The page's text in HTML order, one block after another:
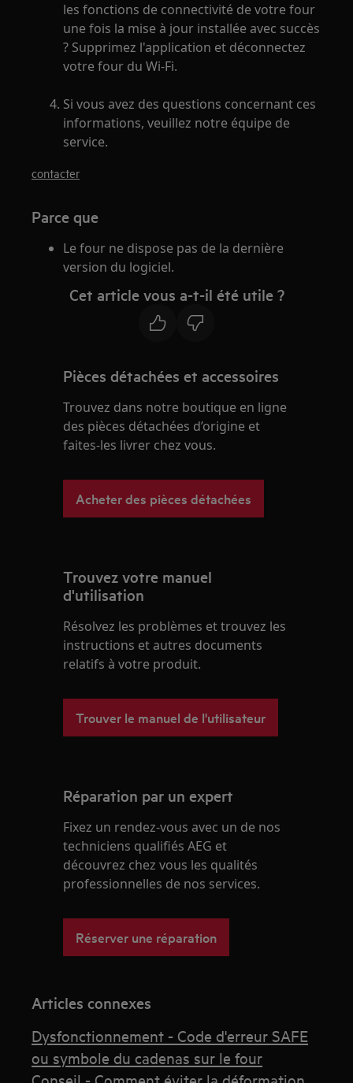
les fonctions de connectivité de votre four
une fois la mise à jour installée avec succès
? Supprimez l'application et déconnectez
votre four du Wi-Fi.
Si vous avez des questions concernant ces
informations, veuillez notre équipe de
service.
contacter
Parce que
Le four ne dispose pas de la dernière
version du logiciel.
Cet article vous a-t-il été utile ?
Pièces détachées et accessoires
Trouvez dans notre boutique en ligne
des pièces détachées d’origine et
faites-les livrer chez vous.
Acheter des pièces détachées
Trouvez votre manuel
d'utilisation
Résolvez les problèmes et trouvez les
instructions et autres documents
relatifs à votre produit.
Trouver le manuel de l'utilisateur
Réparation par un expert
Fixez un rendez-vous avec un de nos
techniciens qualifiés AEG et
découvrez chez vous les qualités
professionnelles de nos services.
Réserver une réparation
Articles connexes
Dysfonctionnement - Code d'erreur SAFE
ou symbole du cadenas sur le four